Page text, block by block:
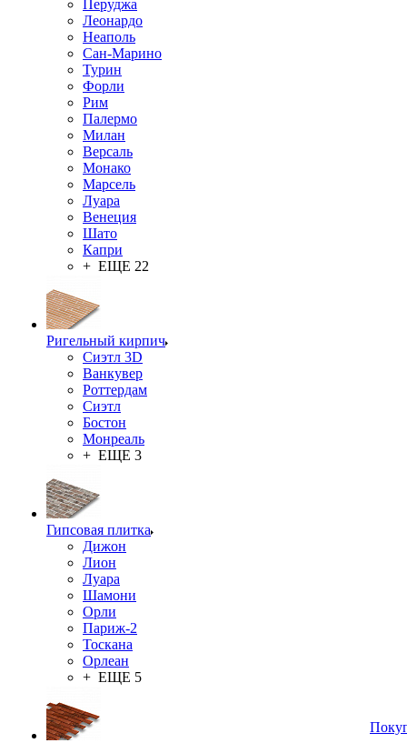
Перуджа
Леонардо
Неаполь
Сан-Марино
Турин
Форли
Рим
Палермо
Милан
Версаль
Монако
Марсель
Луара
Венеция
Шато
Капри
+ ЕЩЕ 22
Ригельный кирпич
Сиэтл 3D
Ванкувер
Роттердам
Сиэтл
Бостон
Монреаль
+ ЕЩЕ 3
Гипсовая плитка
Дижон
Лион
Луара
Шамони
Орли
Париж-2
Тоскана
Орлеан
+ ЕЩЕ 5